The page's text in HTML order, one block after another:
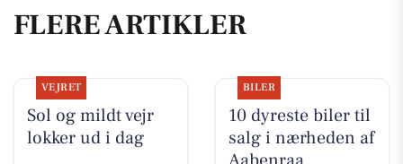
FLERE ARTIKLER
VEJRET
Sol og mildt vejr
lokker ud i dag
BILER
10 dyreste biler til
salg i nærheden af